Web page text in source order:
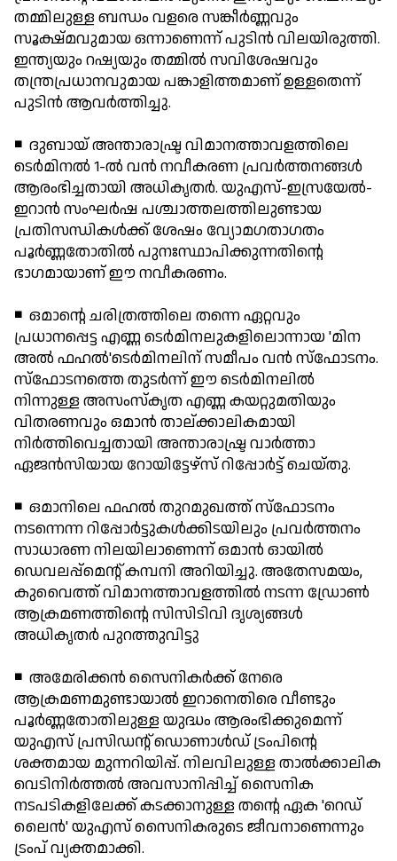
തമ്മിലുള്ള ബന്ധം വളരെ സങ്കീര്‍ണ്ണവും
സൂക്ഷ്മവുമായ ഒന്നാണെന്ന് പുടിന്‍ വിലയിരുത്തി.
ഇന്ത്യയും റഷ്യയും തമ്മില്‍ സവിശേഷവും
തന്ത്രപ്രധാനവുമായ പങ്കാളിത്തമാണ് ഉള്ളതെന്ന്
പുടിന്‍ ആവര്‍ത്തിച്ചു.
◾ ദുബായ് അന്താരാഷ്ട്ര വിമാനത്താവളത്തിലെ
ടെര്‍മിനല്‍ 1-ല്‍ വന്‍ നവീകരണ പ്രവര്‍ത്തനങ്ങള്‍
ആരംഭിച്ചതായി അധികൃതര്‍. യുഎസ്-ഇസ്രയേല്‍-
ഇറാന്‍ സംഘര്‍ഷ പശ്ചാത്തലത്തിലുണ്ടായ
പ്രതിസന്ധികള്‍ക്ക് ശേഷം വ്യോമഗതാഗതം
പൂര്‍ണ്ണതോതില്‍ പുനഃസ്ഥാപിക്കുന്നതിന്റെ
ഭാഗമായാണ് ഈ നവീകരണം.
◾ ഒമാന്റെ ചരിത്രത്തിലെ തന്നെ ഏറ്റവും
പ്രധാനപ്പെട്ട എണ്ണ ടെര്‍മിനലുകളിലൊന്നായ 'മിന
അല്‍ ഫഹല്‍'ടെര്‍മിനലിന് സമീപം വന്‍ സ്‌ഫോടനം.
സ്‌ഫോടനത്തെ തുടര്‍ന്ന് ഈ ടെര്‍മിനലില്‍
നിന്നുള്ള അസംസ്‌കൃത എണ്ണ കയറ്റുമതിയും
വിതരണവും ഒമാന്‍ താല്ക്കാലികമായി
നിര്‍ത്തിവെച്ചതായി അന്താരാഷ്ട്ര വാര്‍ത്താ
ഏജന്‍സിയായ റോയിട്ടേഴ്‌സ് റിപ്പോര്‍ട്ട് ചെയ്തു.
◾ ഒമാനിലെ ഫഹല്‍ തുറമുഖത്ത് സ്‌ഫോടനം
നടന്നെന്ന റിപ്പോര്‍ട്ടുകള്‍ക്കിടയിലും പ്രവര്‍ത്തനം
സാധാരണ നിലയിലാണെന്ന് ഒമാന്‍ ഓയില്‍
ഡെവലപ്പ്‌മെന്റ് കമ്പനി അറിയിച്ചു. അതേസമയം,
കുവൈത്ത് വിമാനത്താവളത്തില്‍ നടന്ന ഡ്രോണ്‍
ആക്രമണത്തിന്റെ സിസിടിവി ദൃശ്യങ്ങള്‍
അധികൃതര്‍ പുറത്തുവിട്ടു
◾ അമേരിക്കന്‍ സൈനികര്‍ക്ക് നേരെ
ആക്രമണമുണ്ടായാല്‍ ഇറാനെതിരെ വീണ്ടും
പൂര്‍ണ്ണതോതിലുള്ള യുദ്ധം ആരംഭിക്കുമെന്ന്
യുഎസ് പ്രസിഡന്റ് ഡൊണാള്‍ഡ് ട്രംപിന്റെ
ശക്തമായ മുന്നറിയിപ്പ്. നിലവിലുള്ള താല്‍ക്കാലിക
വെടിനിര്‍ത്തല്‍ അവസാനിപ്പിച്ച് സൈനിക
നടപടികളിലേക്ക് കടക്കാനുള്ള തന്റെ ഏക 'റെഡ്
ലൈന്‍' യുഎസ് സൈനികരുടെ ജീവനാണെന്നും
ട്രംപ് വ്യക്തമാക്കി.